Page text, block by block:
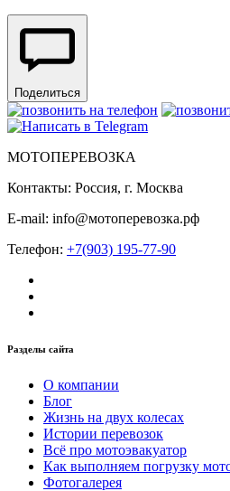
Поделиться
МОТОПЕРЕВОЗКА
Контакты: Россия, г. Москва
E-mail: info@мотоперевозка.рф
Телефон: +7(903) 195-77-90
Разделы сайта
О компании
Блог
Жизнь на двух колесах
Истории перевозок
Всё про мотоэвакуатор
Как выполняем погрузку
Фотогалерея